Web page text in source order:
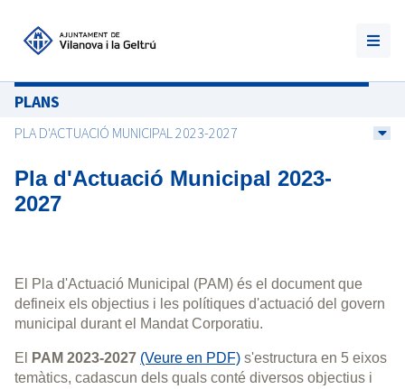
PLANS
PLA D'ACTUACIÓ MUNICIPAL 2023-2027
Pla d'Actuació Municipal 2023-
2027
El Pla d'Actuació Municipal (PAM) és el document que
defineix els objectius i les polítiques d'actuació del govern
municipal durant el Mandat Corporatiu.
El PAM 2023-2027 (Veure en PDF) s'estructura en 5 eixos
temàtics, cadascun dels quals conté diversos objectius i